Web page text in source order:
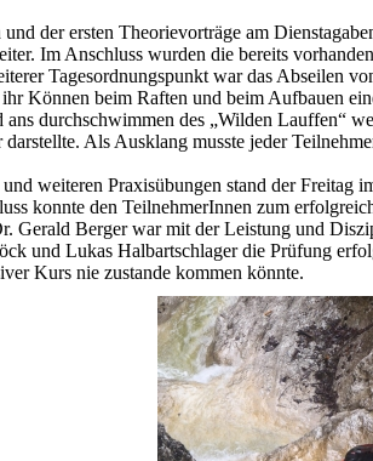
der ersten Theorievorträge am
Im Anschluss wurden die bereits
Tagesordnungspunkt war das Abseilen
Können beim Raften und beim Aufbauen
durchschwimmen des „Wilden Lauffen“
Als Ausklang musste jeder
weiteren Praxisübungen stand der Freitag
konnte den TeilnehmerInnen zum
Gerald Berger war mit der Leistung und
und Lukas Halbartschlager die Prüfung
Kurs nie zustande kommen könnte.